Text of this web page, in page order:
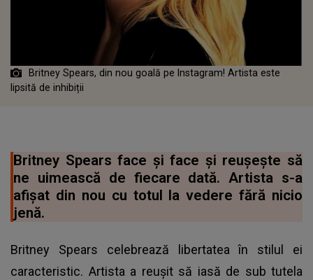
Britney Spears, din nou goală pe Instagram! Artista este
lipsită de inhibiții
Britney Spears face și face și reușește să
ne uimească de fiecare dată. Artista s-a
afișat din nou cu totul la vedere fără nicio
jenă.
Britney Spears celebrează libertatea în stilul ei
caracteristic. Artista a reușit să iasă de sub tutela